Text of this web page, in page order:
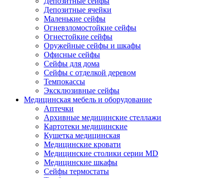
Депозитные ячейки
Маленькие сейфы
Огневзломостойкие сейфы
Огнестойкие сейфы
Оружейные сейфы и шкафы
Офисные сейфы
Сейфы для дома
Сейфы с отделкой деревом
Темпокассы
Эксклюзивные сейфы
Медицинская мебель и оборудование
Аптечки
Архивные медицинские стеллажи
Картотеки медицинские
Кушетка медицинская
Медицинские кровати
Медицинские столики серии MD
Медицинские шкафы
Сейфы термостаты